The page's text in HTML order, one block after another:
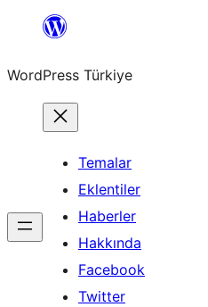
İçeriğe
WordPress Türkiye
Temalar
Eklentiler
Haberler
Hakkında
Facebook
Twitter